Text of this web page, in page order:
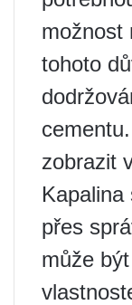
možnost
tohoto
zobrazit
Kapalina
přes
může